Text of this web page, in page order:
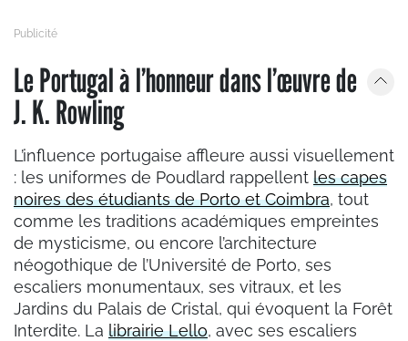
Le Portugal à l’honneur dans l’œuvre de
J. K. Rowling
L’influence portugaise affleure aussi visuellement
: les uniformes de Poudlard rappellent les capes
noires des étudiants de Porto et Coimbra, tout
comme les traditions académiques empreintes
de mysticisme, ou encore l’architecture
néogothique de l’Université de Porto, ses
escaliers monumentaux, ses vitraux, et les
Jardins du Palais de Cristal, qui évoquent la Forêt
Interdite. La librairie Lello, avec ses escaliers